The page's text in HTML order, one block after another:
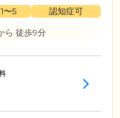
〜5
認知症可
ら 徒歩9分